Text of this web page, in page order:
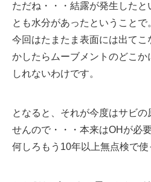
ただね・・・結露が発生したと
とも水分があったということで
今回はたまたま表面には出てこ
かしたらムーブメントのどこか
しれないわけです。
となると、それが今度はサビの
せんので・・・本来はOHが必
何しろもう10年以上無点検で使